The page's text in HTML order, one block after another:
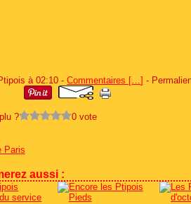
à 02:10 -Commentaires […] -
? 0 vote
Paris
aussi :